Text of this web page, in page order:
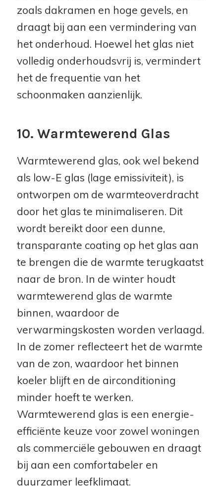
zoals dakramen en hoge gevels, en
draagt bij aan een vermindering van
het onderhoud. Hoewel het glas niet
volledig onderhoudsvrij is, vermindert
het de frequentie van het
schoonmaken aanzienlijk.
10. Warmtewerend Glas
Warmtewerend glas, ook wel bekend
als low-E glas (lage emissiviteit), is
ontworpen om de warmteoverdracht
door het glas te minimaliseren. Dit
wordt bereikt door een dunne,
transparante coating op het glas aan
te brengen die de warmte terugkaatst
naar de bron. In de winter houdt
warmtewerend glas de warmte
binnen, waardoor de
verwarmingskosten worden verlaagd.
In de zomer reflecteert het de warmte
van de zon, waardoor het binnen
koeler blijft en de airconditioning
minder hoeft te werken.
Warmtewerend glas is een energie-
efficiënte keuze voor zowel woningen
als commerciële gebouwen en draagt
bij aan een comfortabeler en
duurzamer leefklimaat.